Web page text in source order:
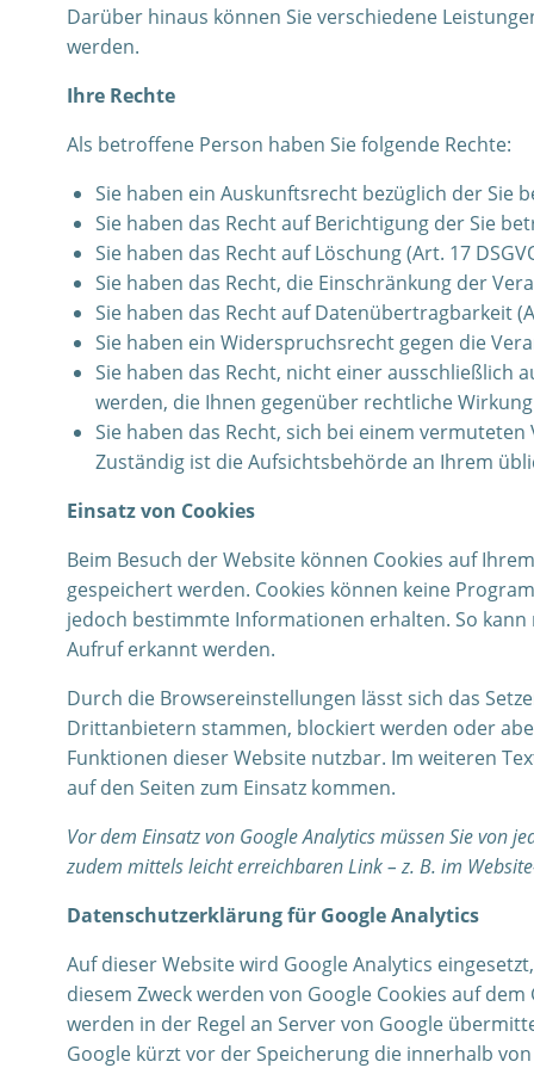
Darüber hinaus können Sie verschiedene
werden.
Ihre Rechte
Als betroffene Person haben Sie folgende Rechte:
Sie haben ein Auskunftsrecht bezüglich der Sie
Sie haben das Recht auf Berichtigung der Sie
Sie haben das Recht auf Löschung (Art. 17
Sie haben das Recht, die Einschränkung der
Sie haben das Recht auf Datenübertragbarkeit
Sie haben ein Widerspruchsrecht gegen die
Sie haben das Recht, nicht einer
werden, die Ihnen gegenüber rechtliche
Sie haben das Recht, sich bei einem
Zuständig ist die Aufsichtsbehörde an Ihrem
Einsatz von Cookies
Beim Besuch der Website können Cookies auf
gespeichert werden. Cookies können keine
jedoch bestimmte Informationen erhalten. So
Aufruf erkannt werden.
Durch die Browsereinstellungen lässt sich das
Drittanbietern stammen, blockiert werden oder
Funktionen dieser Website nutzbar. Im weiteren
auf den Seiten zum Einsatz kommen.
Vor dem Einsatz von Google Analytics müssen Sie von
zudem mittels leicht erreichbaren Link – z. B. im
Datenschutzerklärung für Google Analytics
Auf dieser Website wird Google Analytics
diesem Zweck werden von Google Cookies auf
werden in der Regel an Server von Google
Google kürzt vor der Speicherung die innerhalb